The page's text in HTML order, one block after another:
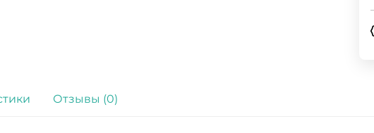
Отзывы (0)